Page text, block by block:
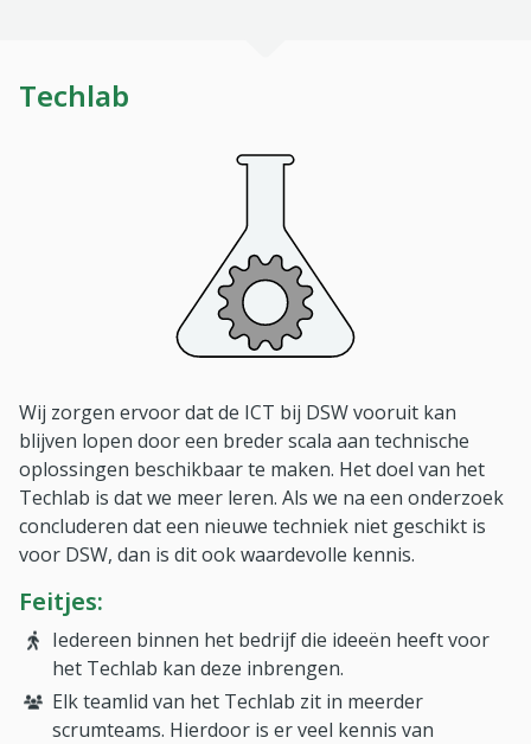
Techlab
Wij zorgen ervoor dat de ICT bij DSW vooruit kan
blijven lopen door een breder scala aan technische
oplossingen beschikbaar te maken. Het doel van het
Techlab is dat we meer leren. Als we na een onderzoek
concluderen dat een nieuwe techniek niet geschikt is
voor DSW, dan is dit ook waardevolle kennis.
Feitjes:
Iedereen binnen het bedrijf die ideeën heeft voor
het Techlab kan deze inbrengen.
Elk teamlid van het Techlab zit in meerder
scrumteams. Hierdoor is er veel kennis van